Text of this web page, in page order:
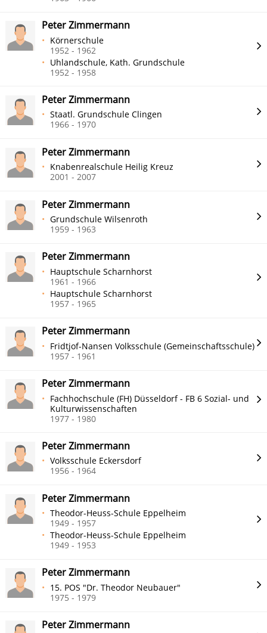
Peter Zimmermann
Körnerschule
1952 - 1962
Uhlandschule, Kath. Grundschule
1952 - 1958
Peter Zimmermann
Staatl. Grundschule Clingen
1966 - 1970
Peter Zimmermann
Knabenrealschule Heilig Kreuz
2001 - 2007
Peter Zimmermann
Grundschule Wilsenroth
1959 - 1963
Peter Zimmermann
Hauptschule Scharnhorst
1961 - 1966
Hauptschule Scharnhorst
1957 - 1965
Peter Zimmermann
Fridtjof-Nansen Volksschule (Gemeinschaftsschule)
1957 - 1961
Peter Zimmermann
Fachhochschule (FH) Düsseldorf - FB 6 Sozial- und
Kulturwissenschaften
1977 - 1980
Peter Zimmermann
Volksschule Eckersdorf
1956 - 1964
Peter Zimmermann
Theodor-Heuss-Schule Eppelheim
1949 - 1957
Theodor-Heuss-Schule Eppelheim
1949 - 1953
Peter Zimmermann
15. POS "Dr. Theodor Neubauer"
1975 - 1979
Peter Zimmermann